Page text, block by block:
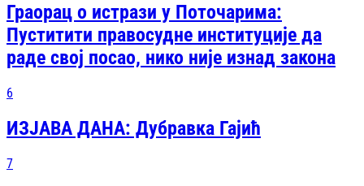
Граорац о истрази у Поточарима:
Пуститити правосудне институције да
раде свој посао, нико није изнад закона
6
ИЗЈАВА ДАНА: Дубравка Гајић
7